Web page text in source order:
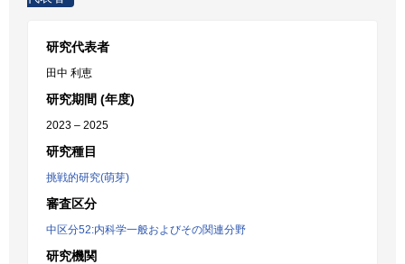
研究代表者
田中 利恵
研究期間 (年度)
2023 – 2025
研究種目
挑戦的研究(萌芽)
審査区分
中区分52:内科学一般およびその関連分野
研究機関